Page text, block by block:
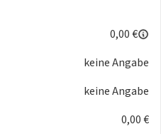
0,00 €
keine Angabe
keine Angabe
0,00 €